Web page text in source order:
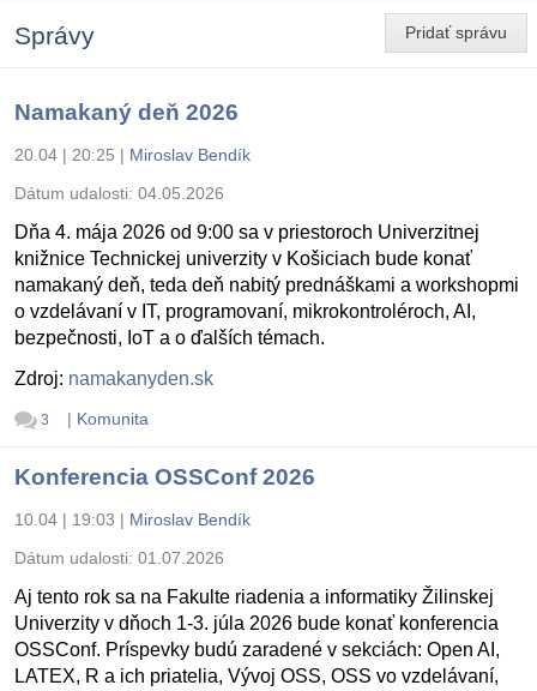
Pridať správu
Správy
Namakaný deň 2026
20.04 | 20:25 | Miroslav Bendík
Dátum udalosti: 04.05.2026
Dňa 4. mája 2026 od 9:00 sa v priestoroch Univerzitnej
knižnice Technickej univerzity v Košiciach bude konať
namakaný deň, teda deň nabitý prednáškami a workshopmi
o vzdelávaní v IT, programovaní, mikrokontroléroch, AI,
bezpečnosti, IoT a o ďalších témach.
Zdroj: namakanyden.sk
3 | Komunita
Konferencia OSSConf 2026
10.04 | 19:03 | Miroslav Bendík
Dátum udalosti: 01.07.2026
Aj tento rok sa na Fakulte riadenia a informatiky Žilinskej
Univerzity v dňoch 1-3. júla 2026 bude konať konferencia
OSSConf. Príspevky budú zaradené v sekciách: Open AI,
LATEX, R a ich priatelia, Vývoj OSS, OSS vo vzdelávaní,